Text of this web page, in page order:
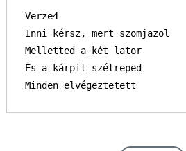
Verze4
Inni kérsz, mert szomjazol
Melletted a két lator
És a kárpit szétreped
Minden elvégeztetett